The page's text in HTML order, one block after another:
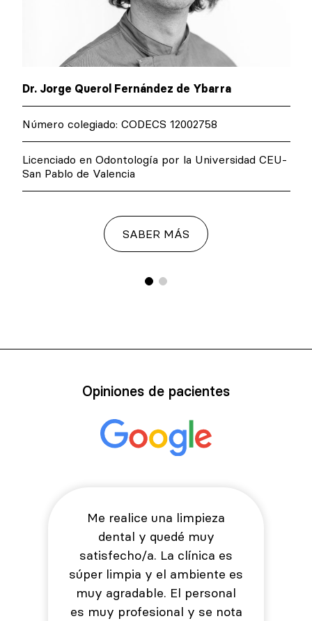
Dr. Jorge Querol Fernández de Ybarra
Número colegiado: CODECS 12002758
Licenciado en Odontología por la Universidad CEU-
San Pablo de Valencia
SABER MÁS
Opiniones de pacientes
Me realice una limpieza
dental y quedé muy
satisfecho/a. La clínica es
súper limpia y el ambiente es
muy agradable. El personal
es muy profesional y se nota